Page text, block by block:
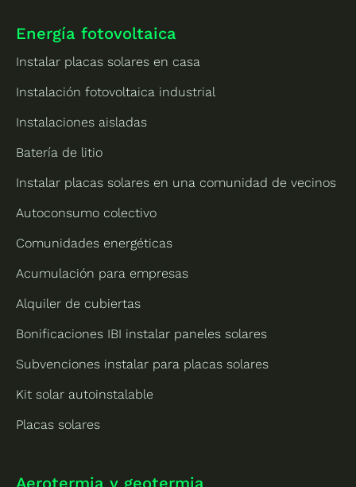
Energía fotovoltaica
Instalar placas solares en casa
Instalación fotovoltaica industrial
Instalaciones aisladas
Batería de litio
Instalar placas solares en una comunidad de vecinos
Autoconsumo colectivo
Comunidades energéticas
Acumulación para empresas
Alquiler de cubiertas
Bonificaciones IBI instalar paneles solares
Subvenciones instalar para placas solares
Kit solar autoinstalable
Placas solares
Aerotermia y geotermia